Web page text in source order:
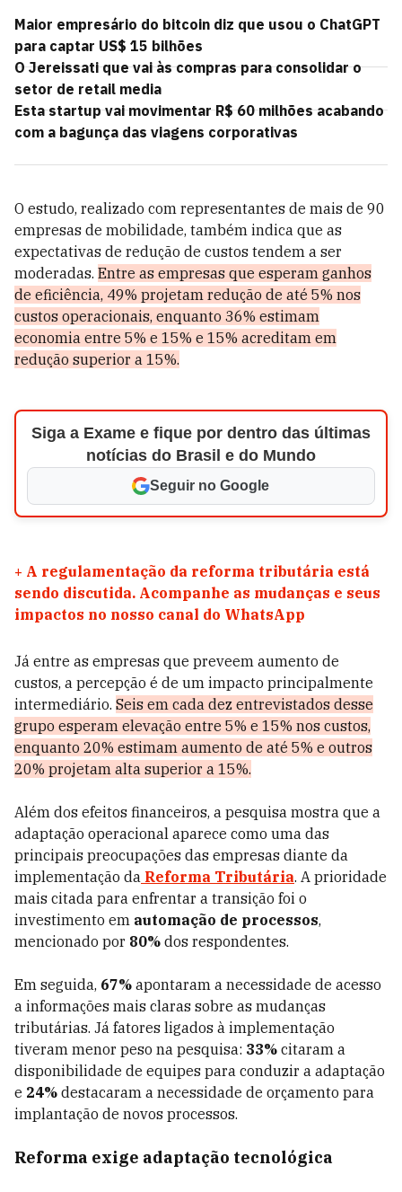
Maior empresário do bitcoin diz que usou o ChatGPT
para captar US$ 15 bilhões
O Jereissati que vai às compras para consolidar o
setor de retail media
Esta startup vai movimentar R$ 60 milhões acabando
com a bagunça das viagens corporativas
O estudo, realizado com representantes de mais de 90
empresas de mobilidade, também indica que as
expectativas de redução de custos tendem a ser
moderadas. Entre as empresas que esperam ganhos
de eficiência, 49% projetam redução de até 5% nos
custos operacionais, enquanto 36% estimam
economia entre 5% e 15% e 15% acreditam em
redução superior a 15%.
Siga a Exame e fique por dentro das últimas
notícias do Brasil e do Mundo
Seguir no Google
+ A regulamentação da reforma tributária está
sendo discutida. Acompanhe as mudanças e seus
impactos no nosso canal do WhatsApp
Já entre as empresas que preveem aumento de
custos, a percepção é de um impacto principalmente
intermediário. Seis em cada dez entrevistados desse
grupo esperam elevação entre 5% e 15% nos custos,
enquanto 20% estimam aumento de até 5% e outros
20% projetam alta superior a 15%.
Além dos efeitos financeiros, a pesquisa mostra que a
adaptação operacional aparece como uma das
principais preocupações das empresas diante da
implementação da Reforma Tributária. A prioridade
mais citada para enfrentar a transição foi o
investimento em automação de processos,
mencionado por 80% dos respondentes.
Em seguida, 67% apontaram a necessidade de acesso
a informações mais claras sobre as mudanças
tributárias. Já fatores ligados à implementação
tiveram menor peso na pesquisa: 33% citaram a
disponibilidade de equipes para conduzir a adaptação
e 24% destacaram a necessidade de orçamento para
implantação de novos processos.
Reforma exige adaptação tecnológica